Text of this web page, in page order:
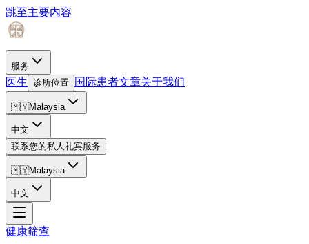
跳至主要内容
服务
医生 诊所位置 国际患者文章关于我们
🇲🇾Malaysia
中文
联系您的私人礼宾服务
🇲🇾Malaysia
中文
健康筛查